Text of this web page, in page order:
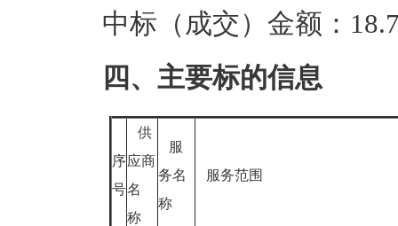
中标（成交）金额：
四、主要标的信息
序
号
供
应商
名
称
服
务名
称
服务范围